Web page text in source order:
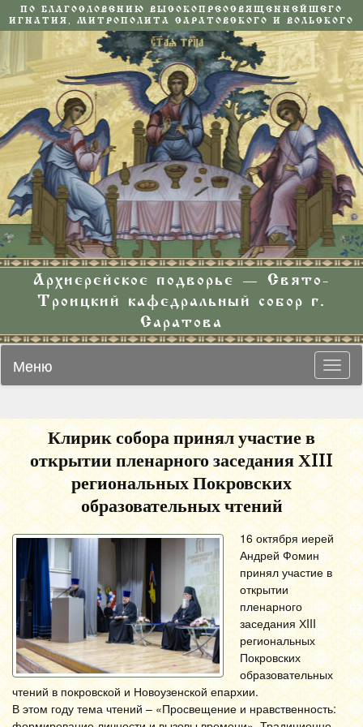
ПО БЛАГОСЛОВЕНИЮ ВЫСОКОПРЕОСВЯЩЕННЕЙШЕГО
ИГНАТИЯ, МИТРОПОЛИТА САРАТОВСКОГО И ВОЛЬСКОГО
Архиерейское подворье — Свято-
Троицкий кафедральный собор г.
Саратова
Меню
Клирик собора принял участие в
открытии пленарного заседания ХIII
региональных Покровских
образовательных чтений
16 октября иерей
Андрей Фомин
принял участие в
открытии
пленарного
заседания ХIII
региональных
Покровских
образовательных
чтений в покровской и Новоузенской епархии.
В этом году тема чтений – «Просвещение и нравственность: